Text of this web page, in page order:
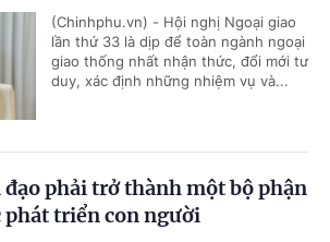
(Chinhphu.vn) - Hội nghị Ngoại giao
lần thứ 33 là dịp để toàn ngành ngoại
giao thống nhất nhận thức, đổi mới tư
duy, xác định những nhiệm vụ và...
đạo phải trở thành một bộ phận
phát triển con người